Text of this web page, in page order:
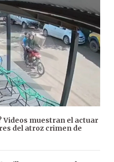
Videos muestran el actuar
del atroz crimen de